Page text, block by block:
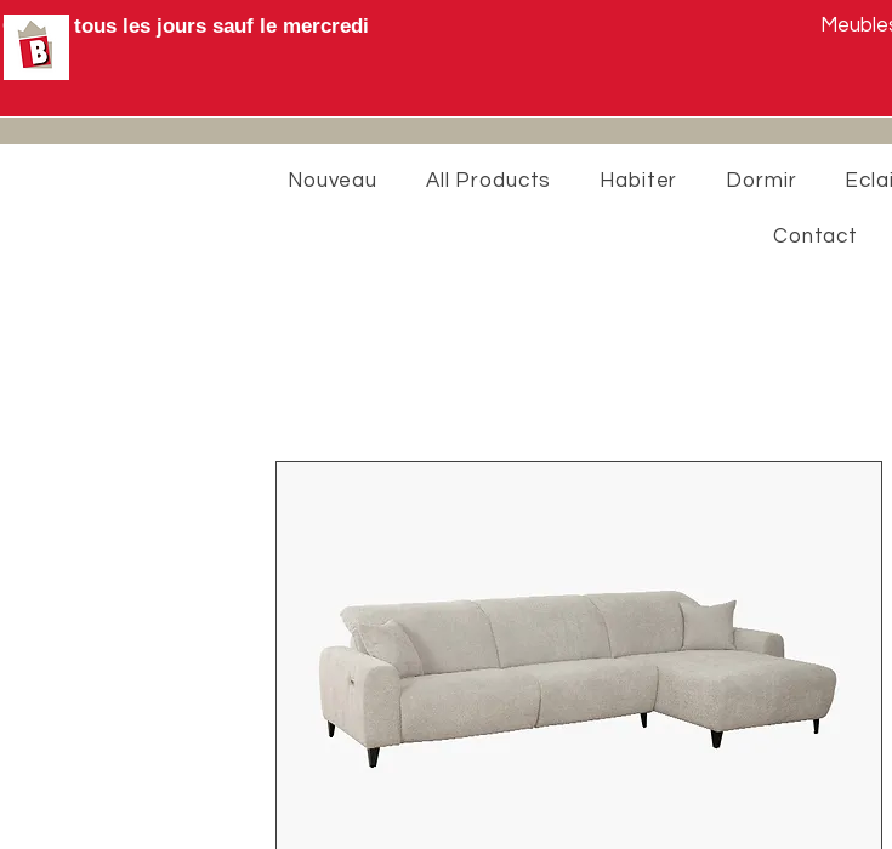
Ouvert tous les jours sauf le mercredi
Nouveau All Products Habiter Dormir
Contact